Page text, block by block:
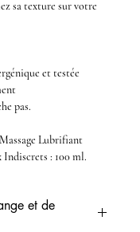
sa texture sur votre
et testée
pas.
Lubrifiant
Indiscrets : 100 ml.
et de